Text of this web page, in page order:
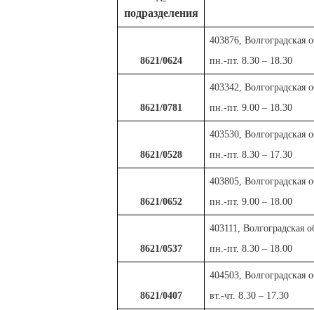
подразделения
8621/0624
403876, Волгоградская
пн.-пт. 8.30 – 18.30
8621/0781
403342, Волгоградская
пн.-пт. 9.00 – 18.30
8621/0528
403530, Волгоградская
пн.-пт. 8.30 – 17.30
8621/0652
403805, Волгоградская
пн.-пт. 9.00 – 18.00
8621/0537
403111, Волгоградская
пн.-пт. 8.30 – 18.00
8621/0407
404503, Волгоградская
вт.-чт. 8.30 – 17.30